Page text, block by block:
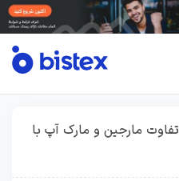
تفاوت مارجین و مارک آپ با